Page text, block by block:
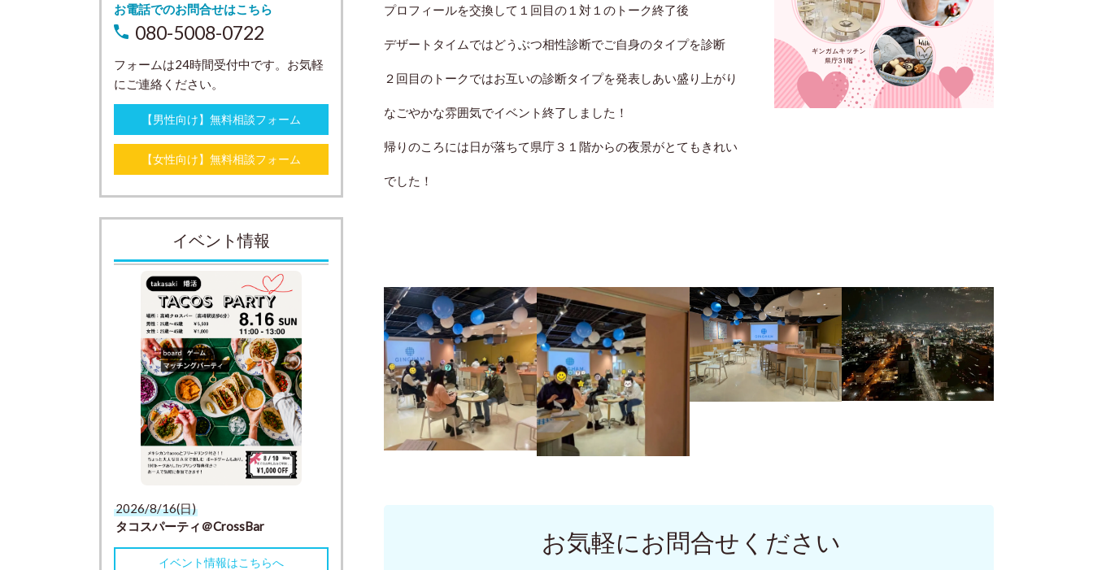
プロフィールを交換して１回目の１対１のトーク終了後
デザートタイムではどうぶつ相性診断でご自身のタイプを診断
２回目のトークではお互いの診断タイプを発表しあい盛り上がり
なごやかな雰囲気でイベント終了しました！
帰りのころには日が落ちて県庁３１階からの夜景がとてもきれい
でした！
お気軽にお問合せください
お電話でのお問合せはこちら
080-5008-0722
フォームは24時間受付中です。お気軽
にご連絡ください。
【男性向け】無料相談フォーム
【女性向け】無料相談フォーム
イベント情報
2026/8/16(日)
タコスパーティ＠CrossBar
イベント情報はこちらへ